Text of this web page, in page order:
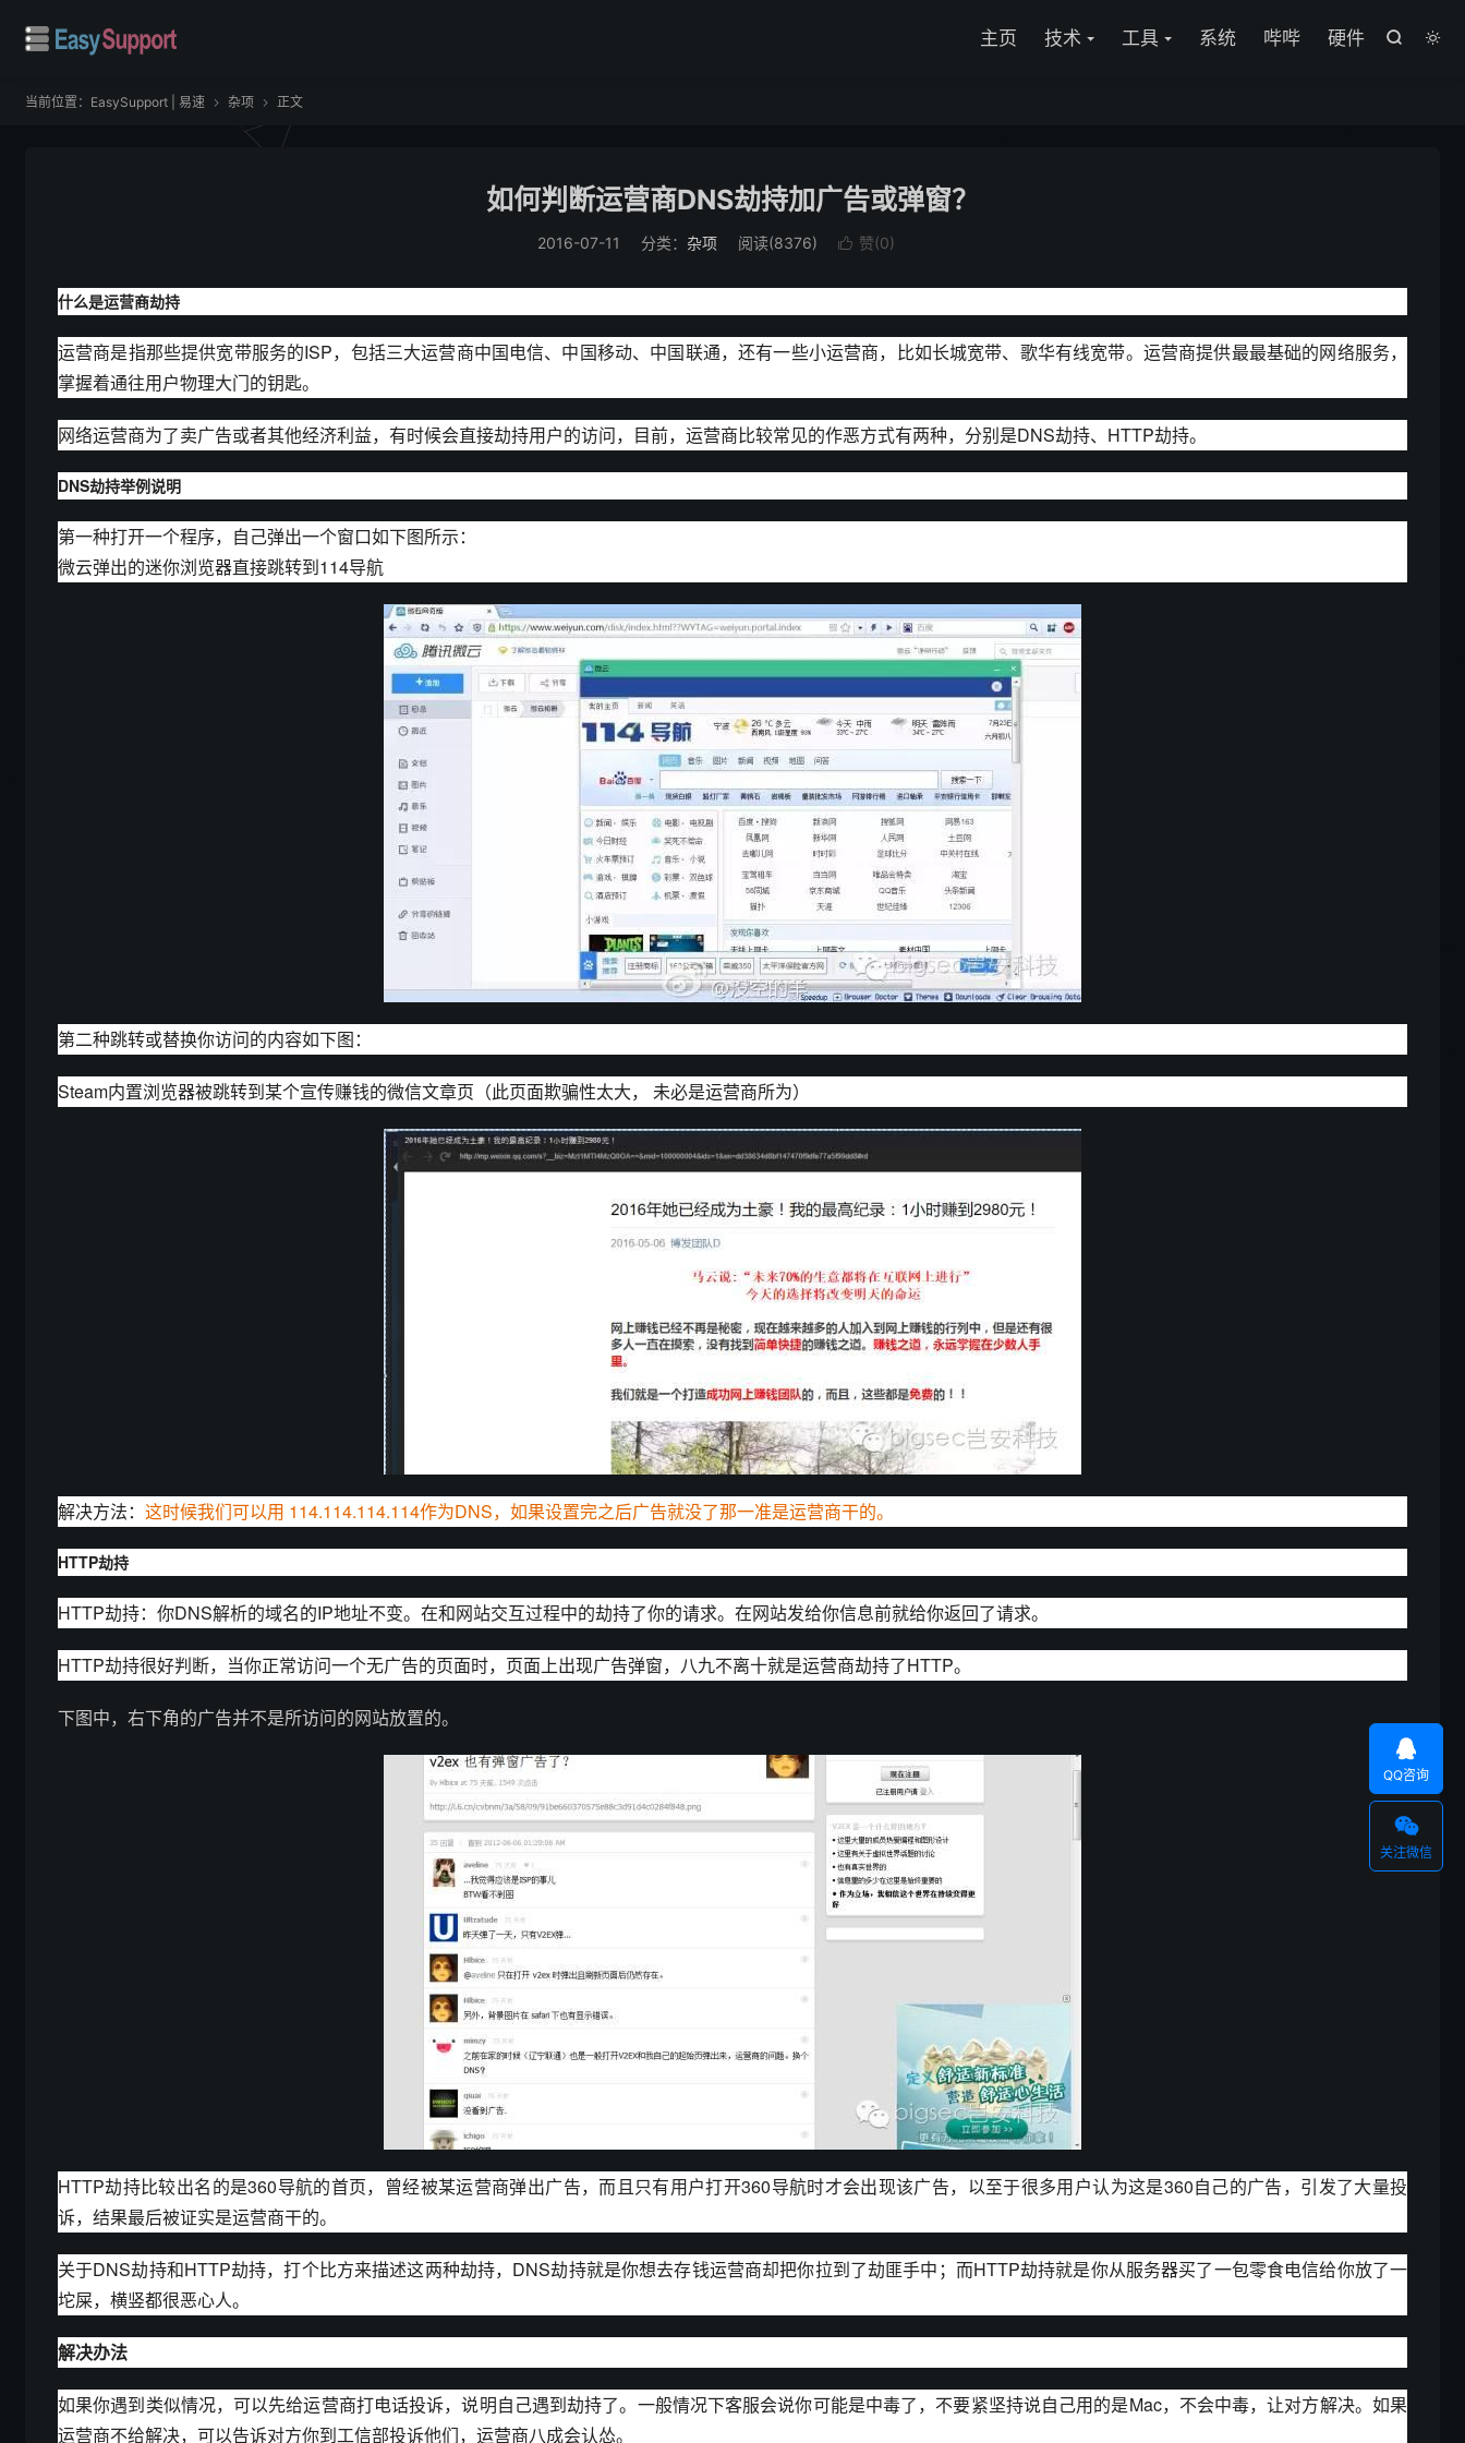


主页 技术 工具 系统 哔哔 硬件
当前位置： EasySupport | 易速  杂项  正文
如何判断运营商DNS劫持加广告或弹窗？
2016-07-11 分类： 杂项 阅读(8376)  赞(0)
什么是运营商劫持
运营商是指那些提供宽带服务的ISP，包括三大运营商中国电信、中国移动、中国联通，还有一些小运营商，比如长城宽带、歌华有线宽带。运营商提供最最基础的网络服务，
掌握着通往用户物理大门的钥匙。
网络运营商为了卖广告或者其他经济利益，有时候会直接劫持用户的访问，目前，运营商比较常见的作恶方式有两种，分别是DNS劫持、HTTP劫持。
DNS劫持举例说明
第一种打开一个程序，自己弹出一个窗口如下图所示：
微云弹出的迷你浏览器直接跳转到114导航
第二种跳转或替换你访问的内容如下图：
Steam内置浏览器被跳转到某个宣传赚钱的微信文章页（此页面欺骗性太大， 未必是运营商所为）
解决方法： 这时候我们可以用 114.114.114.114作为DNS，如果设置完之后广告就没了那一准是运营商干的。
HTTP劫持
HTTP劫持：你DNS解析的域名的IP地址不变。在和网站交互过程中的劫持了你的请求。在网站发给你信息前就给你返回了请求。
HTTP劫持很好判断，当你正常访问一个无广告的页面时，页面上出现广告弹窗，八九不离十就是运营商劫持了HTTP。
下图中，右下角的广告并不是所访问的网站放置的。
HTTP劫持比较出名的是360导航的首页，曾经被某运营商弹出广告，而且只有用户打开360导航时才会出现该广告，以至于很多用户认为这是360自己的广告，引发了大量投
诉，结果最后被证实是运营商干的。
关于DNS劫持和HTTP劫持，打个比方来描述这两种劫持，DNS劫持就是你想去存钱运营商却把你拉到了劫匪手中；而HTTP劫持就是你从服务器买了一包零食电信给你放了一
坨屎，横竖都很恶心人。
解决办法
如果你遇到类似情况，可以先给运营商打电话投诉，说明自己遇到劫持了。一般情况下客服会说你可能是中毒了，不要紧坚持说自己用的是Mac，不会中毒，让对方解决。如果
运营商不给解决，可以告诉对方你到工信部投诉他们，运营商八成会认怂。

QQ咨询

关注微信